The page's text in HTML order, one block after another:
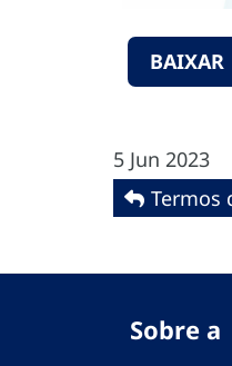
BAIXAR
5 Jun 2023
Termos
Sobre a